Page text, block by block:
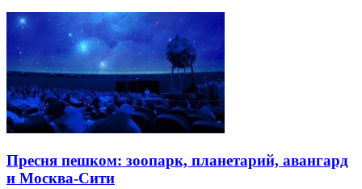
Пресня пешком: зоопарк, планетарий, авангард
и Москва-Сити